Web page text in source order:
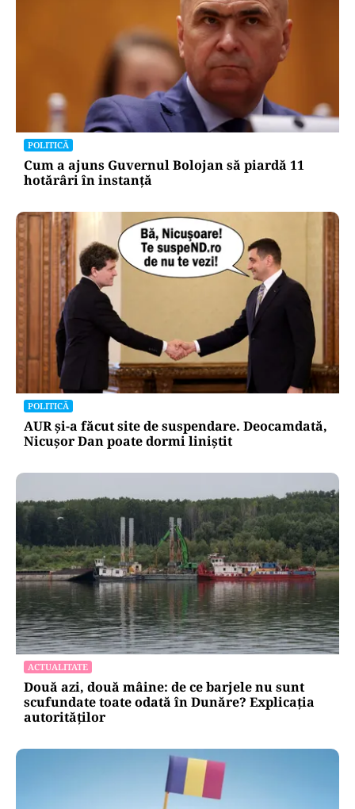
CULTURĂ
Dileme lingvistice: Parlamentul a legalizat
„persoana care are relații asemănătoare
acelora dintre soți”.
POLITICĂ
Cum a ajuns Guvernul Bolojan să piardă 11
hotărâri în instanță
POLITICĂ
AUR și-a făcut site de suspendare. Deocamdată,
Nicușor Dan poate dormi liniștit